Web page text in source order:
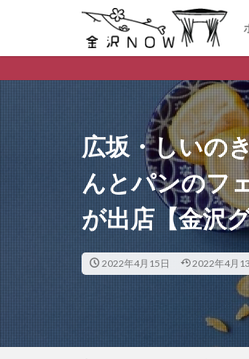
金
広坂・しいの
んとパンのフ
が出店【金沢
2022年4月15日 2022年4月